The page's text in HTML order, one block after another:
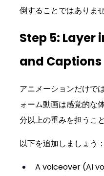
倒することではありませ
Step 5: Layer
and Captions
アニメーションだけで
ォーム動画は感覚的な
分以上の重みを担うこ
以下を追加しましょう：
A voiceover (AI